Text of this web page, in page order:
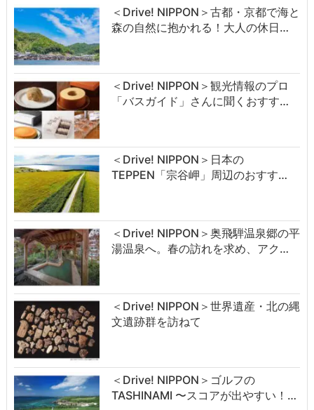
＜Drive! NIPPON＞古都・京都で海と
森の自然に抱かれる！大人の休日…
＜Drive! NIPPON＞観光情報のプロ
「バスガイド」さんに聞くおすす…
＜Drive! NIPPON＞日本の
TEPPEN「宗谷岬」周辺のおすす…
＜Drive! NIPPON＞奥飛騨温泉郷の平
湯温泉へ。春の訪れを求め、アク…
＜Drive! NIPPON＞世界遺産・北の縄
文遺跡群を訪ねて
＜Drive! NIPPON＞ゴルフの
TASHINAMI 〜スコアが出やすい！…